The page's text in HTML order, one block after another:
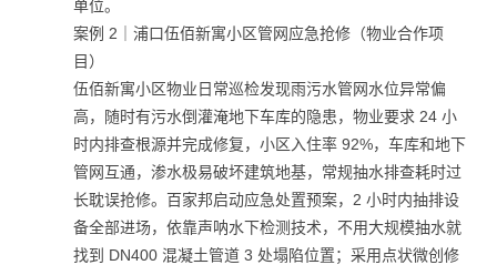
单位。
案例 2｜浦口伍佰新寓小区管网应急抢修（物业合作项
目）
伍佰新寓小区物业日常巡检发现雨污水管网水位异常偏
高，随时有污水倒灌淹地下车库的隐患，物业要求 24 小
时内排查根源并完成修复，小区入住率 92%，车库和地下
管网互通，渗水极易破坏建筑地基，常规抽水排查耗时过
长耽误抢修。百家邦启动应急处置预案，2 小时内抽排设
备全部进场，依靠声呐水下检测技术，不用大规模抽水就
找到 DN400 混凝土管道 3 处塌陷位置；采用点状微创修